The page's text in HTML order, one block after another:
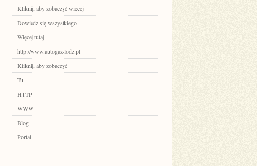
Kliknij, aby zobaczyć więcej
Dowiedz się wszystkiego
Więcej tutaj
http://www.autogaz-lodz.pl
Kliknij, aby zobaczyć
Tu
HTTP
WWW
Blog
Portal